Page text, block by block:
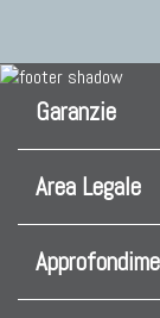
Garanzie
Area Legale